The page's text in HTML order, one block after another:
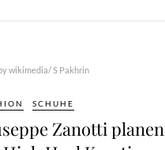
wikimedia/ S Pakhrin
SCHUHE
Zanotti planen